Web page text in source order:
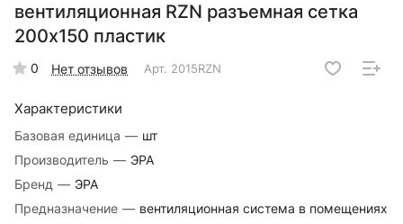
вентиляционная RZN разъемная сетка
200х150 пластик
0 Нет отзывов Арт. 2015RZN
Характеристики
Базовая единица — шт
Производитель — ЭРА
Бренд — ЭРА
Предназначение — вентиляционная система в помещениях